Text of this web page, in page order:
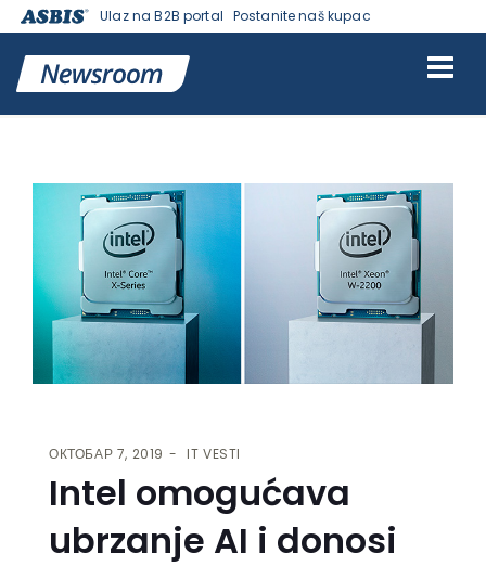
Ulaz na B2B portal Postanite naš kupac
I DONOSI NOVE CENE PROCESORA INTEL XEON W I X-SERIES
ОКТОБАР 7, 2019 IT VESTI
Intel omogućava
ubrzanje AI i donosi